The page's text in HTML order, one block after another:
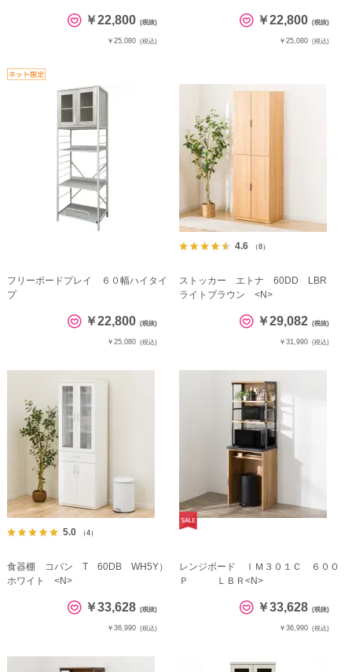
￥22,800 (税抜)
￥25,080 (税込)
￥22,800 (税抜)
￥25,080 (税込)
フリーボードプレイ ６０幅ハイタイ
プ
￥22,800 (税抜)
￥25,080 (税込)
4.6 （8）
ストッカー エトナ 60DD LBR
ライトブラウン <N>
￥29,082 (税抜)
￥31,990 (税込)
5.0 （4）
食器棚 コパン T 60DB WH5Y）
ホワイト <N>
￥33,628 (税抜)
￥36,990 (税込)
レンジボード ＩＭ３０１Ｃ ６０Ｏ
Ｐ ＬＢＲ<N>
￥33,628 (税抜)
￥36,990 (税込)